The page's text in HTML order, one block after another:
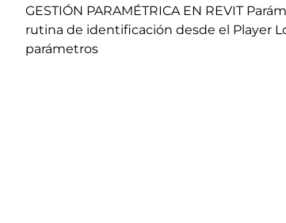
GESTIÓN PARAMÉTRICA EN REVIT
rutina de identificación desde el Player
parámetros